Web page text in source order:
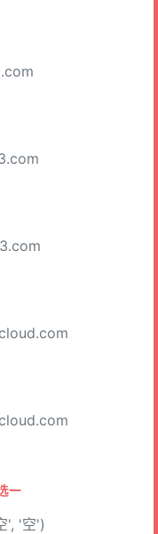
一
', '空')